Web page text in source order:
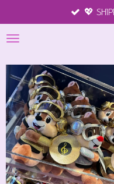
direct
naar
hoofdinhoud
💖 SHIPPING TIMES 💖